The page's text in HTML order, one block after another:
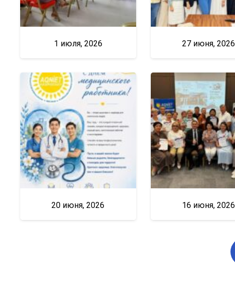
1 июля, 2026 27 июня, 2026
20 июня, 2026 16 июня, 2026